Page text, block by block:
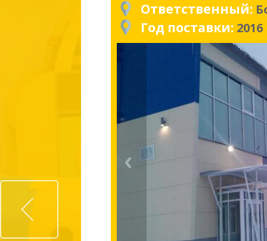
Ответственный:
Год поставки: 2016